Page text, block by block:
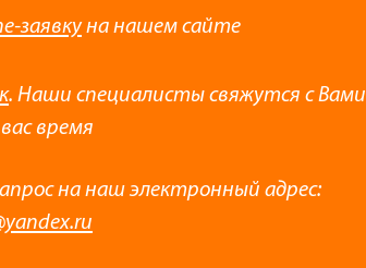
заявкуна нашем сайте
. Наши специалисты свяжутся с Вами
время
на наш электронный адрес: